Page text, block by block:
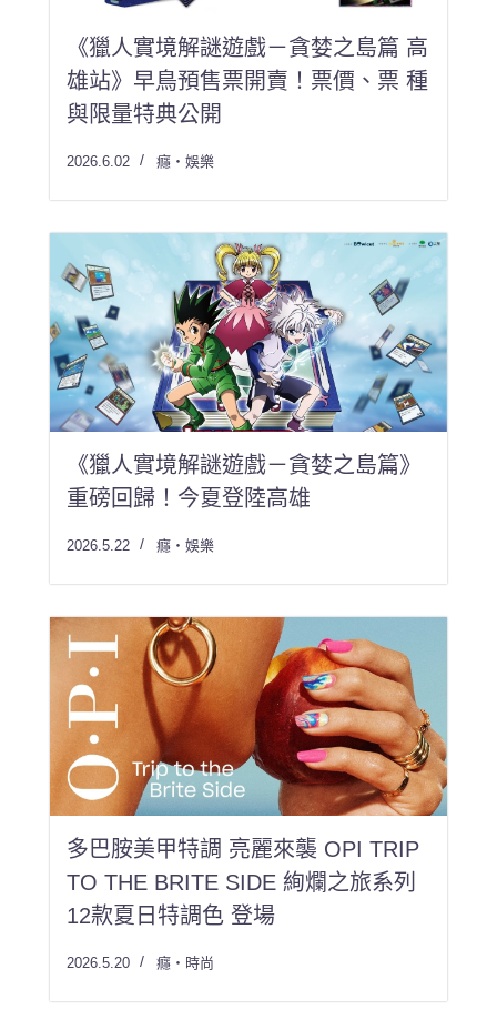
《獵人實境解謎遊戲－貪婪之島篇 高
雄站》早鳥預售票開賣！票價、票 種
與限量特典公開
2026.6.02 癮・娛樂
《獵人實境解謎遊戲－貪婪之島篇》
重磅回歸！今夏登陸高雄
2026.5.22 癮・娛樂
多巴胺美甲特調 亮麗來襲 OPI TRIP
TO THE BRITE SIDE 絢爛之旅系列
12款夏日特調色 登場
2026.5.20 癮・時尚